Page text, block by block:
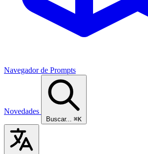
Navegador de Prompts
Novedades
Buscar... ⌘K